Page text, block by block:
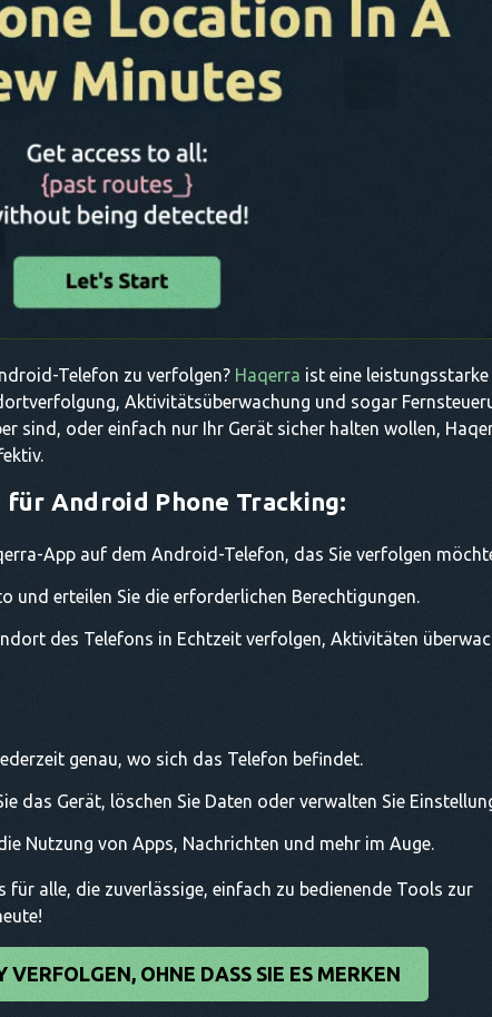
Telefon zu verfolgen? Haqerra ist eine leistungsstarke
Aktivitätsüberwachung und sogar
sind, oder einfach nur Ihr Gerät sicher halten wollen,
für Android Phone Tracking:
App auf dem Android-Telefon, das Sie verfolgen
und erteilen Sie die erforderlichen Berechtigungen.
des Telefons in Echtzeit verfolgen, Aktivitäten
genau, wo sich das Telefon befindet.
das Gerät, löschen Sie Daten oder verwalten Sie
Nutzung von Apps, Nachrichten und mehr im Auge.
alle, die zuverlässige, einfach zu bedienende Tools zur
OHNE DASS SIE ES MERKEN